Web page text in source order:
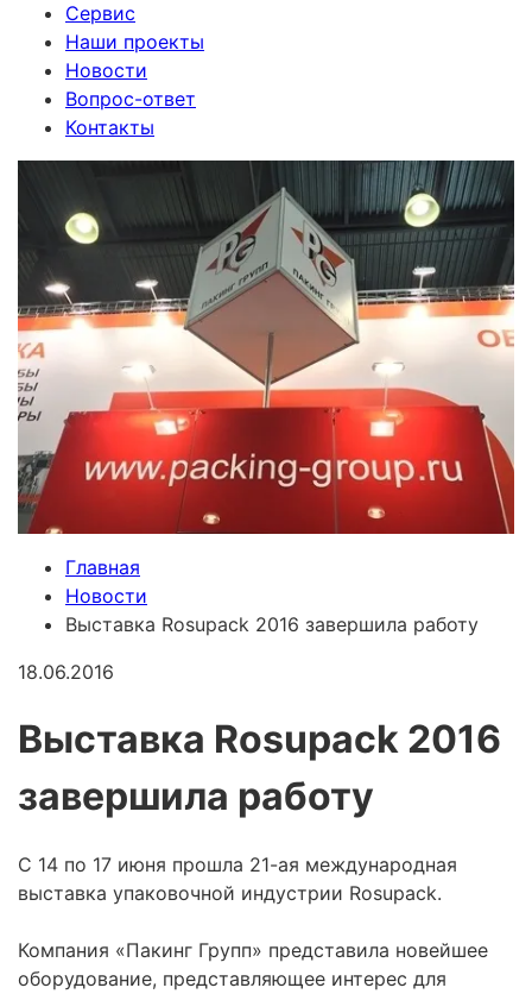
Сервис
Наши проекты
Новости
Вопрос-ответ
Контакты
Главная
Новости
Выставка Rosupack 2016 завершила работу
18.06.2016
Выставка Rosupack 2016
завершила работу
С 14 по 17 июня прошла 21-ая международная
выставка упаковочной индустрии Rosupack.
Компания «Пакинг Групп» представила новейшее
оборудование, представляющее интерес для